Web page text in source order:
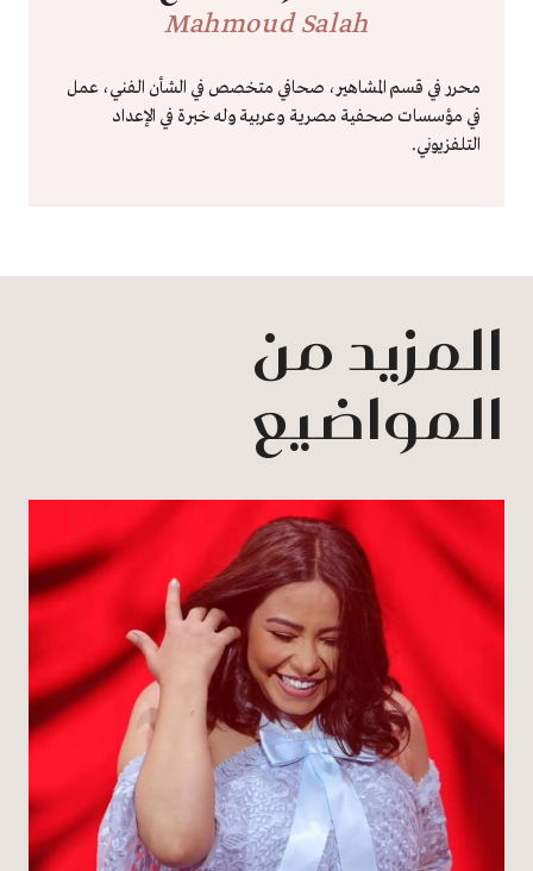
Mahmoud Salah
محرر في قسم المشاهير، صحافي متخصص في الشأن الفني، عمل
في مؤسسات صحفية مصرية وعربية وله خبرة في الإعداد
التلفزيوني.
المزيد من
المواضيع